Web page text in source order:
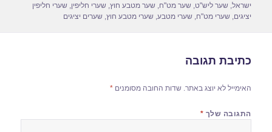
ישראל,שער ליש"ט,שער מט"ח,שער מטבע חוץ,שערי חליפין,שערי חליפין
יציגים,שערי מט"ח,שערי מטבע,שערי מטבע חוץ,שערים יציגים
כתיבת תגובה
האימייל לא יוצג באתר. שדות החובה מסומנים*
התגובה שלך *